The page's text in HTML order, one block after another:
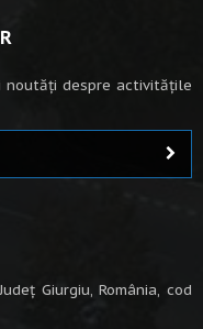
despre activitățile
Giurgiu, România, cod